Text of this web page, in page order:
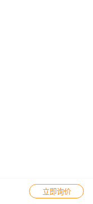
立即询价